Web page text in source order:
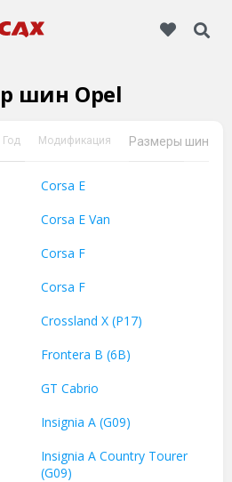
шин Opel
Год Модификация Размеры шин
Corsa E
Corsa E Van
Corsa F
Corsa F
Crossland X (P17)
Frontera B (6B)
GT Cabrio
Insignia A (G09)
Insignia A Country Tourer
(G09)